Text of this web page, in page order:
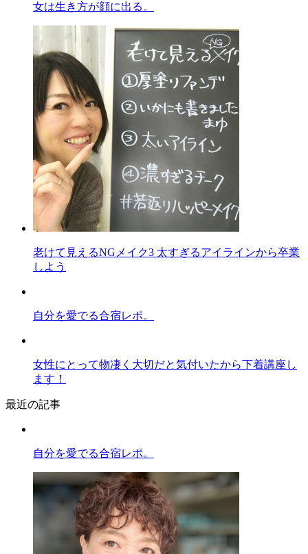
女は生き方が顔に出る。
老けて見えるNGメイク3 太すぎるアイラインから卒業
しよう
自分を愛でる合宿レポ。
女性にとって物凄く大切だと気付いたから下着講座し
ます！
最近の記事
自分を愛でる合宿レポ。